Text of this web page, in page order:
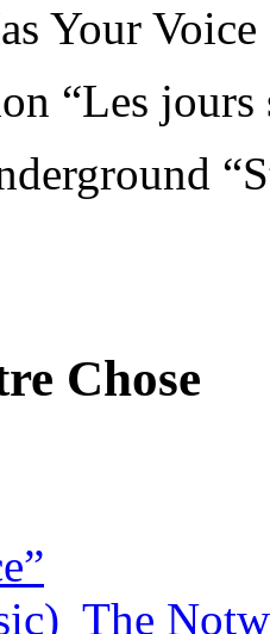
Your Voice
“Les jours
Chose
The